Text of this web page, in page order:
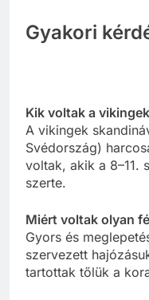
Gyakori
Kik voltak a
A vikingek
Svédország)
voltak, akik a 8–11.
szerte.
Miért voltak olyan
Gyors és
szervezett
tartottak tőlük a